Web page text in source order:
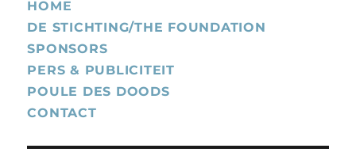
HOME
DE STICHTING/THE FOUNDATION
SPONSORS
PERS & PUBLICITEIT
POULE DES DOODS
CONTACT